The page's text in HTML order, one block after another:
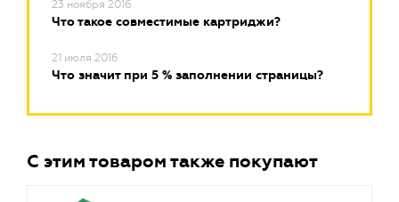
23 ноября 2016
Что такое совместимые картриджи?
21 июля 2016
Что значит при 5 % заполнении страницы?
С этим товаром также покупают